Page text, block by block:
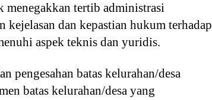
tertib administrasi
kejelasan dan kepastian hukum terhadap
aspek teknis dan yuridis.
pengesahan batas kelurahan/desa
batas kelurahan/desa yang